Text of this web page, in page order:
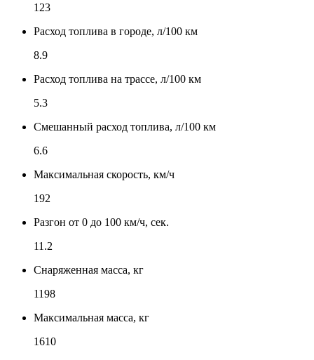
123
Расход топлива в городе, л/100 км
8.9
Расход топлива на трассе, л/100 км
5.3
Смешанный расход топлива, л/100 км
6.6
Максимальная скорость, км/ч
192
Разгон от 0 до 100 км/ч, сек.
11.2
Снаряженная масса, кг
1198
Максимальная масса, кг
1610